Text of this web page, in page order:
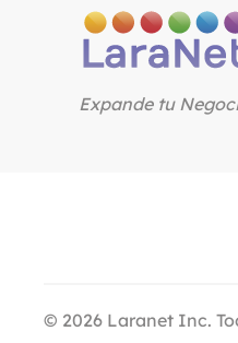
Expande tu
© 2026 Laranet Inc.